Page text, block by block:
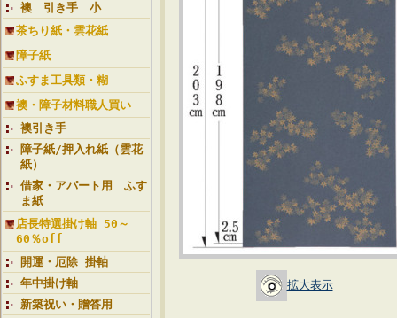
襖 引き手 小
茶ちり紙・雲花紙
障子紙
ふすま工具類・糊
襖・障子材料職人買い
襖引き手
障子紙/押入れ紙（雲花
紙）
借家・アパート用 ふす
ま紙
店長特選掛け軸 50～
60％off
開運・厄除 掛軸
年中掛け軸
新築祝い・贈答用
拡大表示